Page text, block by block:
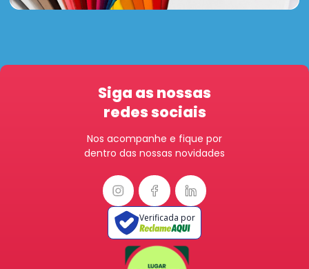
Siga as nossas
redes sociais
Nos acompanhe e fique por
dentro das nossas novidades
Verificada por